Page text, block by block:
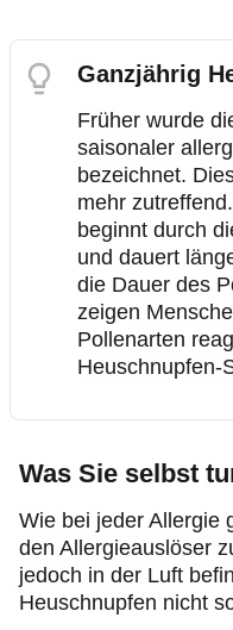
Ganzjährig
Früher wurde
saisonaler
bezeichnet.
mehr
beginnt durch
und dauert
die Dauer des
zeigen
Pollenarten
Heuschnupfen-
Was Sie selbst
Wie bei jeder Allergie
den Allergieauslöser
jedoch in der Luft
Heuschnupfen nicht